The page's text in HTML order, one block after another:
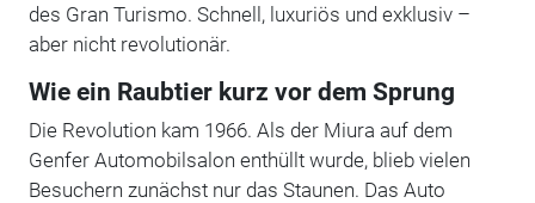
des Gran Turismo. Schnell, luxuriös und exklusiv –
aber nicht revolutionär.
Wie ein Raubtier kurz vor dem Sprung
Die Revolution kam 1966. Als der Miura auf dem
Genfer Automobilsalon enthüllt wurde, blieb vielen
Besuchern zunächst nur das Staunen. Das Auto